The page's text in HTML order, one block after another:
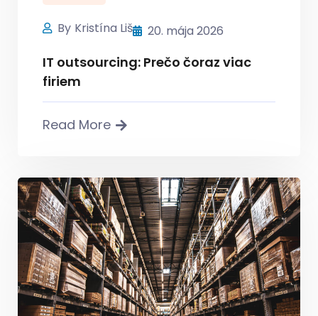
By Kristína Liš 20. mája 2026
IT outsourcing: Prečo čoraz viac
firiem
Read More